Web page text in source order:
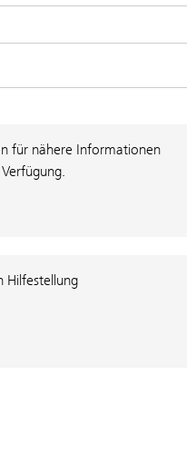
für nähere Informationen
Hilfestellung
zur Favoritenliste hinzu